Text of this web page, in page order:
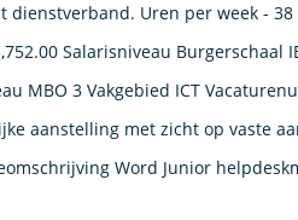
dienstverband. Uren per week - 38
Salarisniveau Burgerschaal
MBO 3 Vakgebied ICT
aanstelling met zicht op vaste
Word Junior